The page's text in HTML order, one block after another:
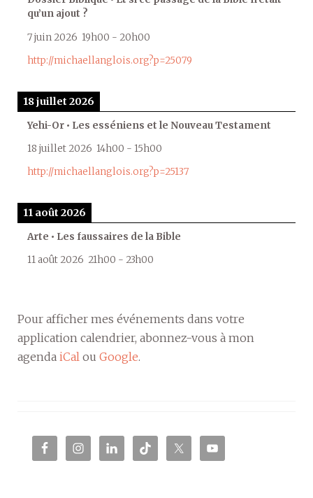
qu’un ajout ?
7 juin 2026 19h00 - 20h00
http://michaellanglois.org?p=25079
18 juillet 2026
Yehi-Or • Les esséniens et le Nouveau Testament
18 juillet 2026 14h00 - 15h00
http://michaellanglois.org?p=25137
11 août 2026
Arte • Les faussaires de la Bible
11 août 2026 21h00 - 23h00
Pour afficher mes événements dans votre
application calendrier, abonnez-vous à mon
agenda iCal ou Google.